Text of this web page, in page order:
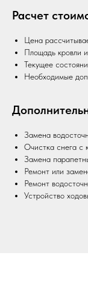
Расчет
Цена
Площадь кровли
Текущее
Необходимые
Замена
Очистка снега с
Замена
Ремонт или
Ремонт
Устройство